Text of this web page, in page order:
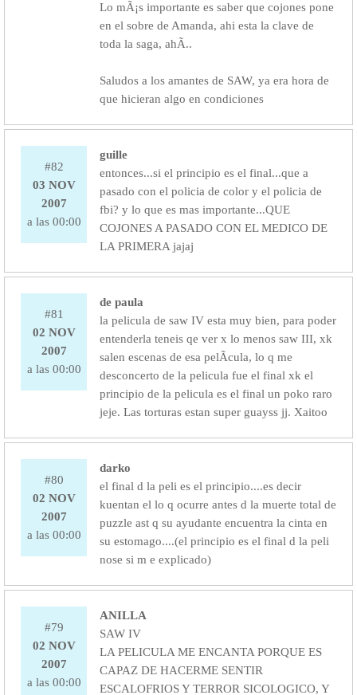
Lo mÃ¡s importante es saber que cojones pone
en el sobre de Amanda, ahi esta la clave de
toda la saga, ahÃ­..
Saludos a los amantes de SAW, ya era hora de
que hicieran algo en condiciones
#82
03 NOV
2007
a las 00:00
guille
entonces...si el principio es el final...que a
pasado con el policia de color y el policia de
fbi? y lo que es mas importante...QUE
COJONES A PASADO CON EL MEDICO DE
LA PRIMERA jajaj
#81
02 NOV
2007
a las 00:00
de paula
la pelicula de saw IV esta muy bien, para poder
entenderla teneis qe ver x lo menos saw III, xk
salen escenas de esa pelÃ­cula, lo q me
desconcerto de la pelicula fue el final xk el
principio de la pelicula es el final un poko raro
jeje. Las torturas estan super guayss jj. Xaitoo
#80
02 NOV
2007
a las 00:00
darko
el final d la peli es el principio....es decir
kuentan el lo q ocurre antes d la muerte total de
puzzle ast q su ayudante encuentra la cinta en
su estomago....(el principio es el final d la peli
nose si m e explicado)
#79
02 NOV
2007
a las 00:00
ANILLA
SAW IV
LA PELICULA ME ENCANTA PORQUE ES
CAPAZ DE HACERME SENTIR
ESCALOFRIOS Y TERROR SICOLOGICO, Y